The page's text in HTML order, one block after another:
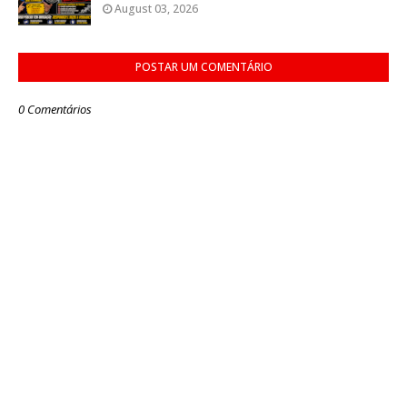
August 03, 2026
POSTAR UM COMENTÁRIO
0 Comentários